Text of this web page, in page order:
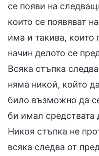
се появи на
които се появяват
има и такива, които
начин делото се
Всяка стъпка
няма никой, който
било възможно да
би имал средствата
Никоя стъпка не
всяка следва от